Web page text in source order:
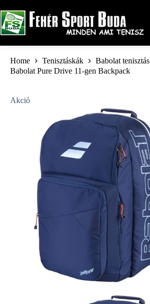
to
content
Home Tenisztáskák
Babolat
Babolat Pure Drive 11-gen Backpack
Akció